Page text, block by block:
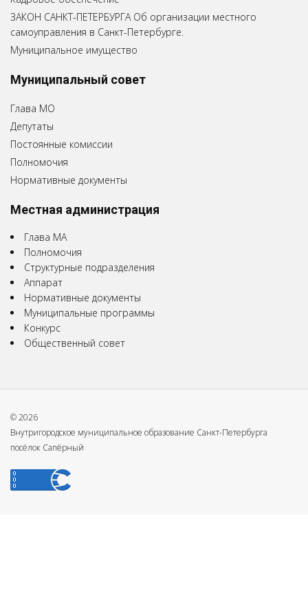
ЗАКОН САНКТ-ПЕТЕРБУРГА Об организации местного
самоуправления в Санкт-Петербурге.
Муниципальное имущество
Муниципальный совет
Глава МО
Депутаты
Постоянные комиссии
Полномочия
Нормативные документы
Местная администрация
Глава МА
Полномочия
Структурные подразделения
Аппарат
Нормативные документы
Муниципальные программы
Конкурс
Общественный совет
© 2026
Внутригородское муниципальное образование Санкт-Петербурга
посёлок Сапёрный